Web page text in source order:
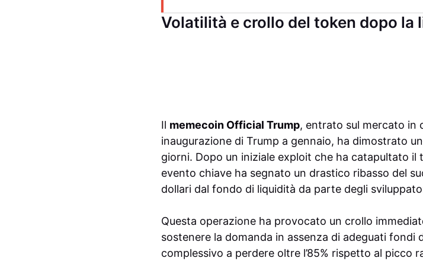
Volatilità e crollo del token dopo
Il memecoin Official Trump, entrato sul mercato in
inaugurazione di Trump a gennaio, ha dimostrato
giorni. Dopo un iniziale exploit che ha catapultato
evento chiave ha segnato un drastico ribasso del
dollari dal fondo di liquidità da parte degli
Questa operazione ha provocato un crollo
sostenere la domanda in assenza di adeguati fondi
complessivo a perdere oltre l’85% rispetto al picco